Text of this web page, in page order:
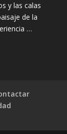
y las calas
de la
…